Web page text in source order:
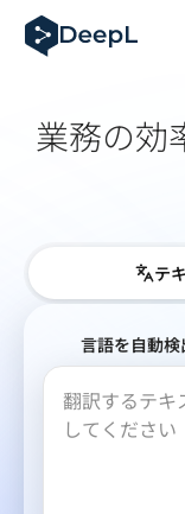
AIエージェント向
DeepL
Translation Flow
エンタープライ
DeepLにおける翻
Building an
業務の効
テ
原文
言語を自動検